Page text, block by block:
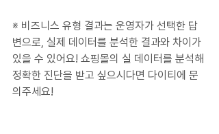
※ 비즈니스 유형 결과는 운영자가 선택한 답
변으로, 실제 데이터를 분석한 결과와 차이가
있을 수 있어요! 쇼핑몰의 실 데이터를 분석해
정확한 진단을 받고 싶으시다면 다이티에 문
의주세요!